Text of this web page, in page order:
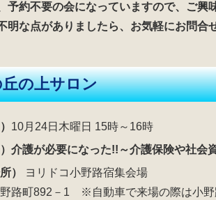
予約不要の会になっていますので、ご興
明な点がありましたら、お気軽にお問合
の上サロン
10月24日木曜日 15時～16時
）介護が必要になった!!～介護保険や社会
）
ヨリドコ小野路宿集会場
路町892－1 ※自動車で来場の際は小野